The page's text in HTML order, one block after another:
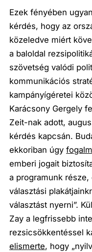
Ezek fényében
kérdés, hogy az
közeledve miért
a baloldal
szövetség valódi
kommunikációs
kampányígéretei
Karácsony Gergely
Zeit-nak adott,
kérdés kapcsán.
ekkoriban úgy
emberi jogait
a programunk
választási
választást nyerni”.
Zay a legfrissebb
rezsicsökkentéssel
elismerte, hogy